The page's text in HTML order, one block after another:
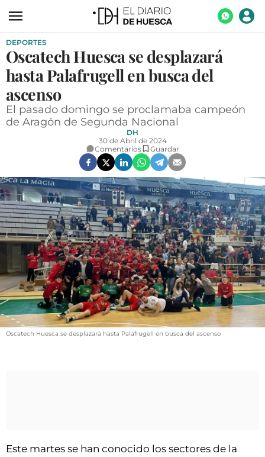
ACTUALIDAD
ECONOMÍA
TURISMO
CULTURA
SOCIEDAD
OPINIÓN
GALERÍAS
VÍDEOS
CONTACTAR
FIESTAS EN EL ALTO ARAGÓN
FIESTAS DE SAN LORENZO
DEPORTES
Oscatech Huesca se desplazará
hasta Palafrugell en busca del
ascenso
El pasado domingo se proclamaba campeón
de Aragón de Segunda Nacional
DH
30 de Abril de 2024
Comentarios
Guardar
Oscatech Huesca se desplazará hasta Palafrugell en busca del ascenso
Este martes se han conocido los sectores de la